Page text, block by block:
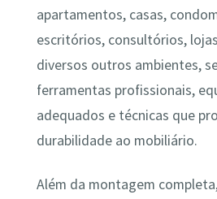
apartamentos, casas,
escritórios, consultórios,
diversos outros ambientes,
ferramentas profissionais,
adequados e técnicas que
durabilidade ao mobiliário.
Além da montagem